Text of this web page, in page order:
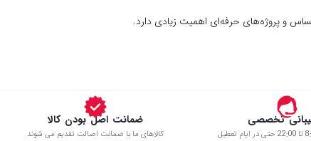
و پروژه‌های حرفه‌ای اهمیت زیادی دارد.
تخصصی ضمانت اصل بودن کالا
کالاهای ما با ضمانت اصالت تقدیم می شوند